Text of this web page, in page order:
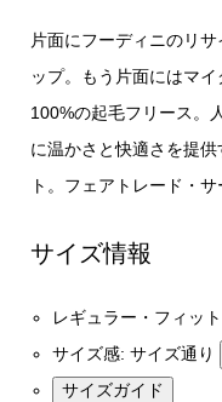
片面にフーディニのリ
ップ。もう片面にはマ
100%の起毛フリース。
に温かさと快適さを提
ト。フェアトレード・
サイズ情報
レギュラー・フィット
サイズ感:サイズ通り
サイズガイド